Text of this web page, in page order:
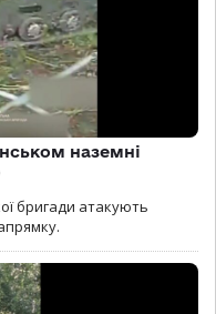
наземні
бригади атакують